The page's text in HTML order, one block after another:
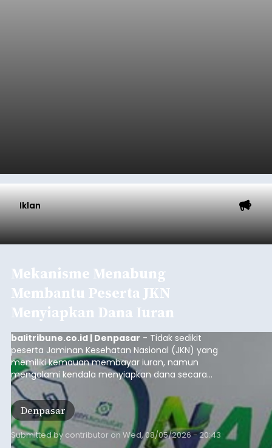
Iklan
Mekanisme Menabung
Membantu Peserta JKN
Menyiapkan Dana Iuran
balitribune.co.id | Denpasar - Tidak sedikit
peserta Jaminan Kesehatan Nasional (JKN) yang
memiliki kemauan membayar iuran, namun
mengalami kendala menyiapkan dana secara
penuh saat jatuh tempo pembayaran iuran.
Kondisi ini terutama dialami oleh peserta
segmen Pekerja Bukan Penerima Upah (PBPU)
yang memiliki penghasilan tidak tetap.
Denpasar
Submitted by contributor on Wed, 08/05/2026 - 20:43